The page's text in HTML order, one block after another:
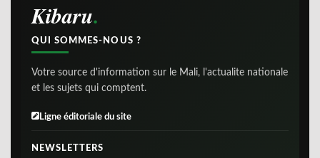
Kibaru
QUI SOMMES-NOUS ?
Votre source d'information sur le Mali, l'actualite nationale
et les sujets qui comptent.
Ligne éditoriale du site
NEWSLETTERS